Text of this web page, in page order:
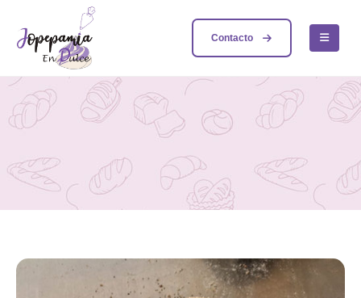
Contacto